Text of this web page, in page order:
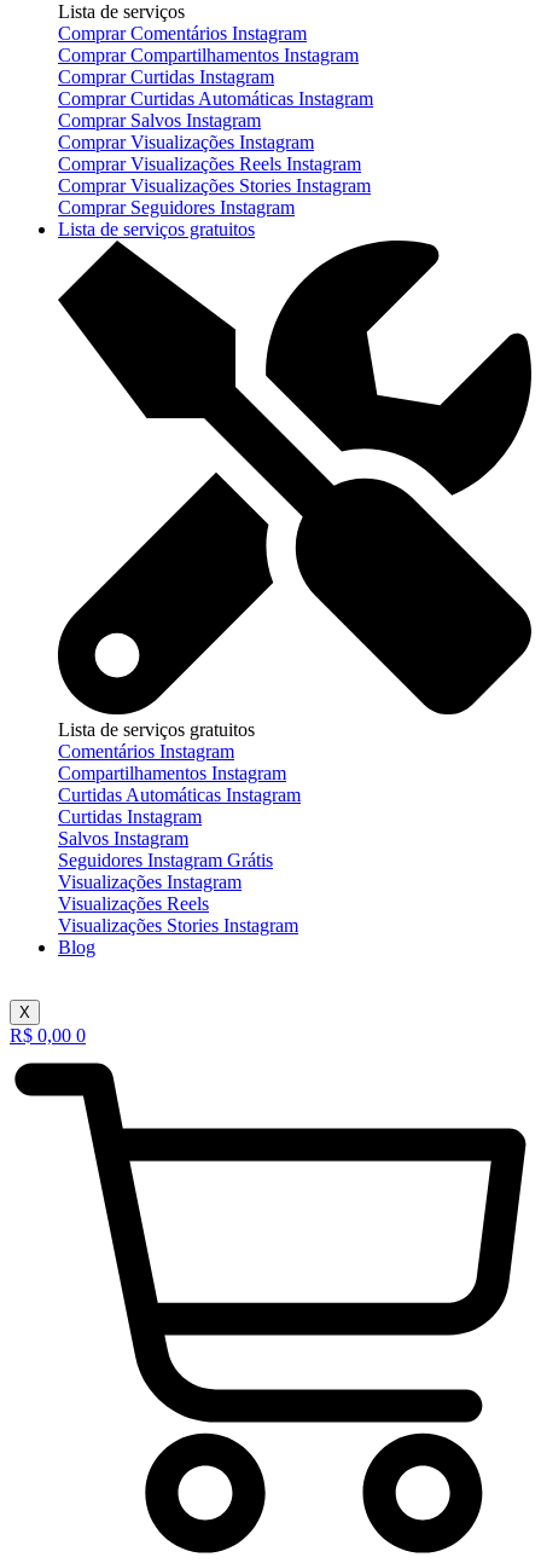
Lista de serviços
Comprar Comentários Instagram
Comprar Compartilhamentos Instagram
Comprar Curtidas Instagram
Comprar Curtidas Automáticas Instagram
Comprar Salvos Instagram
Comprar Visualizações Instagram
Comprar Visualizações Reels Instagram
Comprar Visualizações Stories Instagram
Comprar Seguidores Instagram
Lista de serviços gratuitos
Lista de serviços gratuitos
Comentários Instagram
Compartilhamentos Instagram
Curtidas Automáticas Instagram
Curtidas Instagram
Salvos Instagram
Seguidores Instagram Grátis
Visualizações Instagram
Visualizações Reels
Visualizações Stories Instagram
Blog
X
R$ 0,00 0